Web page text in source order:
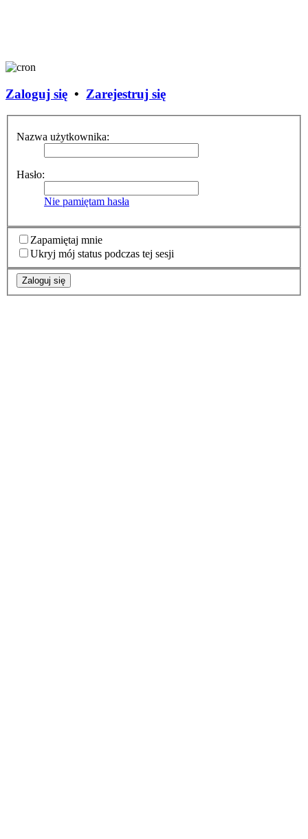
Zaloguj się • Zarejestruj się
Nazwa użytkownika:
Hasło:
Nie pamiętam hasła
Zapamiętaj mnie
Ukryj mój status podczas tej sesji